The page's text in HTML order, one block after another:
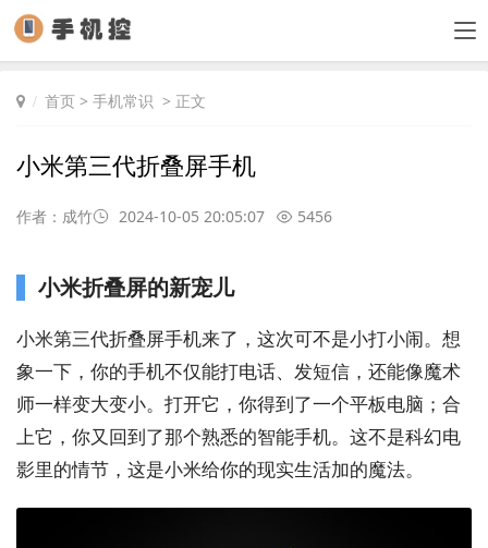
首页 > 手机常识 > 正文
小米第三代折叠屏手机
作者：成竹 2024-10-05 20:05:07 5456
小米折叠屏的新宠儿
小米第三代折叠屏手机来了，这次可不是小打小闹。想
象一下，你的手机不仅能打电话、发短信，还能像魔术
师一样变大变小。打开它，你得到了一个平板电脑；合
上它，你又回到了那个熟悉的智能手机。这不是科幻电
影里的情节，这是小米给你的现实生活加的魔法。